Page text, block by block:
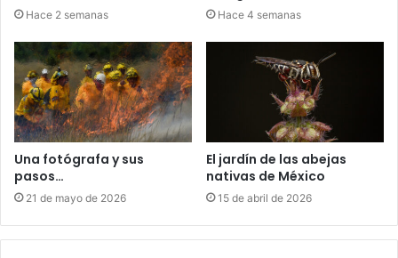
Hace 2 semanas Hace 4 semanas
Una fotógrafa y sus
pasos…
21 de mayo de 2026
El jardín de las abejas
nativas de México
15 de abril de 2026